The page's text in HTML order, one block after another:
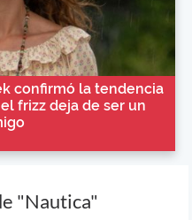
confirmó la tendencia
frizz deja de ser un
"Nautica"